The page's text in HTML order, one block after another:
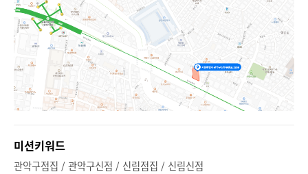
미션키워드
관악구점집 / 관악구신점 / 신림점집 / 신림신점